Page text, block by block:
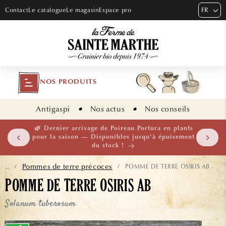
ET PASSER
ContactLe catalogueLe magasinEspace pro FR
NOS PRODUITS
Antigaspi Nos actus Nos conseils
🌱 NOUVEAUTÉ — Ail Rocambole AB · Lot de 10
bulbilles · En stock maintenant
... / Pommes de terre précoces / POMME DE TERRE OSIRIS AB
POMME DE TERRE OSIRIS AB
Solanum tuberosum
AUX